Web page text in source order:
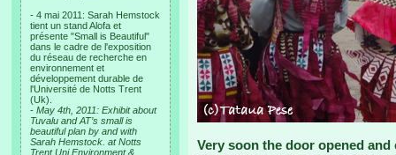
- 4 mai 2011: Sarah Hemstock
tient un stand Alofa et
présente "Small is Beautiful"
dans le cadre de l'exposition
du réseau de recherche en
environnement et
développement durable de
l'Université de Notts Trent
(Uk).
- May 4th, 2011: Exhibit about
Tuvalu and AT’s small is
beautiful plan by and with
Sarah Hemstock. at Notts
Trent Uni Environment &
Very soon the door opened